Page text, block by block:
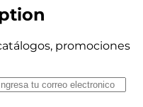
promociones